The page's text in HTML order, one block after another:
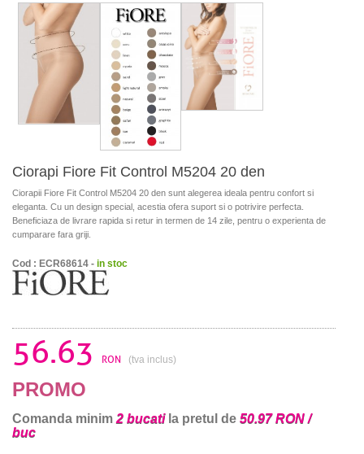
Ciorapi Fiore Fit Control M5204 20 den
Ciorapii Fiore Fit Control M5204 20 den sunt alegerea ideala pentru confort si
eleganta. Cu un design special, acestia ofera suport si o potrivire perfecta.
Beneficiaza de livrare rapida si retur in termen de 14 zile, pentru o experienta de
cumparare fara griji.
Cod : ECR68614 - in stoc
56.63 RON (tva inclus)
PROMO
Comanda minim 2 bucatila pretul de 50.97 RON /
buc